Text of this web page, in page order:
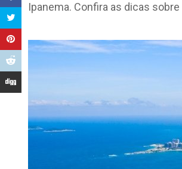
Ipanema. Confira as dicas sobre